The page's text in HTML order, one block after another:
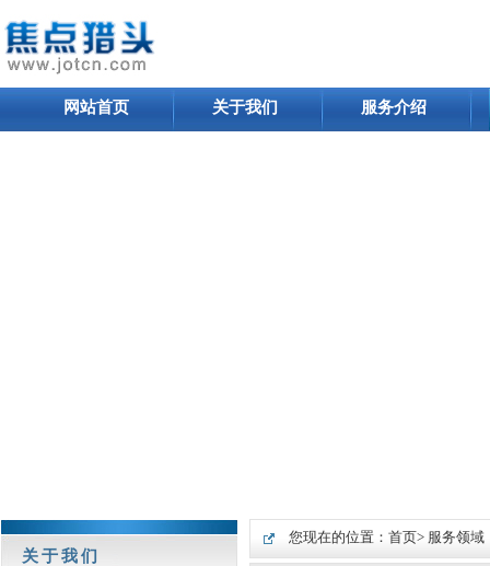
网站首页 关于我们 服务介绍
关于我们
您现在的位置： 首页> 服务领域